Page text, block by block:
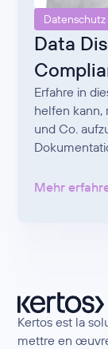
Datenschutz
Data
Erfahre in
helfen kann,
und Co.
Mehr
Kertos est la
mettre en